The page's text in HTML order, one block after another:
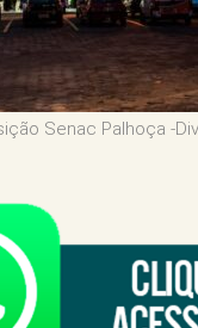
Senac Palhoça -